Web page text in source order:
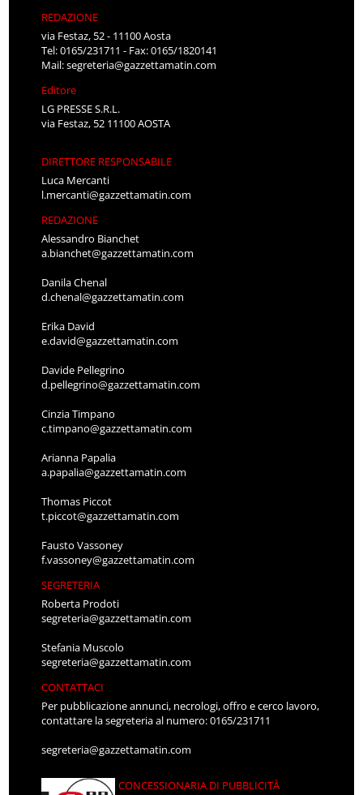
REDAZIONE
via Festaz, 52 - 11100 Aosta
Tel: 0165/231711 - Fax: 0165/1820141
Mail:segreteria@gazzettamatin.com
Editore
LG PRESSE S.R.L.
via Festaz, 52 11100 AOSTA
DIRETTORE RESPONSABILE
Luca Mercanti
l.mercanti@gazzettamatin.com
REDAZIONE
Alessandro Bianchet
a.bianchet@gazzettamatin.com
Danila Chenal
d.chenal@gazzettamatin.com
Erika David
e.david@gazzettamatin.com
Davide Pellegrino
d.pellegrino@gazzettamatin.com
Cinzia Timpano
c.timpano@gazzettamatin.com
Arianna Papalia
a.papalia@gazzettamatin.com
Thomas Piccot
t.piccot@gazzettamatin.com
Fausto Vassoney
f.vassoney@gazzettamatin.com
SEGRETERIA
Roberta Prodoti
segreteria@gazzettamatin.com
Stefania Muscolo
segreteria@gazzettamatin.com
CONTATTACI
Per pubblicazione annunci, necrologi, offro e cerco lavoro,
contattare la segreteria al numero: 0165/231711
segreteria@gazzettamatin.com
CONCESSIONARIA DI PUBBLICITÀ